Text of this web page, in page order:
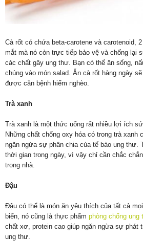
Cà rốt có chứa beta-carotene và carotenoid,
mắt mà nó còn trực tiếp bảo vệ và chống lại
các chất gây ung thư. Bạn có thể ăn sống,
chúng vào món salad. Ăn cà rốt hàng ngày
được căn bệnh hiểm nghèo.
Trà xanh
Trà xanh là một thức uống rất nhiều lợi ích
Những chất chống oxy hóa có trong trà xanh
ngăn ngừa sự phân chia của tế bào ung thư.
thời gian trong ngày, vì vậy chỉ cần chắc
trong nhà.
Đậu
Đậu có thể là món ăn yêu thích của tất cả
biến, nó cũng là thực phẩm phòng chống ung
chất xơ, protein cao giúp ngăn ngừa sự phát
ung thư.